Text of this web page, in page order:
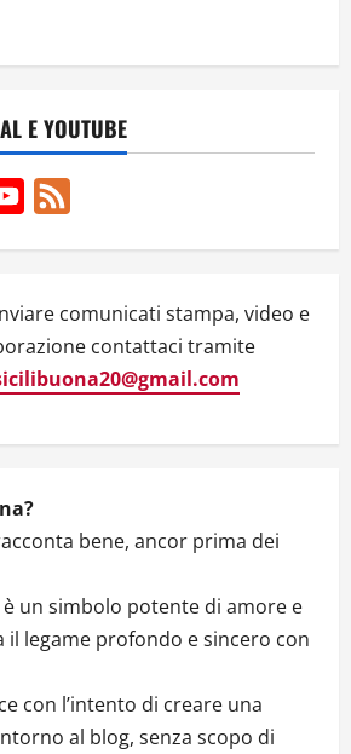
E YOUTUBE
YouTube
comunicati stampa, video e
contattaci tramite
bene, ancor prima dei
un simbolo potente di amore e
legame profondo e sincero con
con l’intento di creare una
al blog, senza scopo di